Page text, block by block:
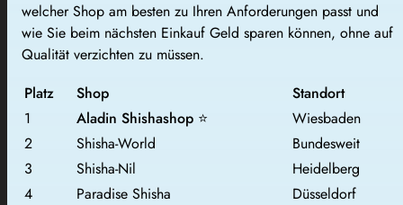
welcher Shop am besten zu Ihren Anforderungen passt und
wie Sie beim nächsten Einkauf Geld sparen können, ohne auf
Qualität verzichten zu müssen.
Platz
Shop
Standort
1
Aladin Shishashop ⭐
Wiesbaden
2
Shisha-World
Bundesweit
3
Shisha-Nil
Heidelberg
4
Paradise Shisha
Düsseldorf